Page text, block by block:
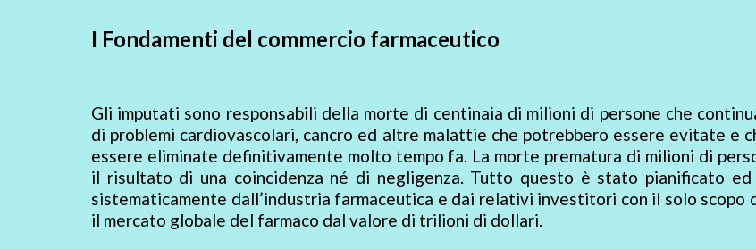
I Fondamenti del commercio farmaceutico
Gli imputati sono responsabili della morte di centinaia di milioni di persone che
di problemi cardiovascolari, cancro ed altre malattie che potrebbero essere evitate e
essere eliminate definitivamente molto tempo fa. La morte prematura di milioni di
il risultato di una coincidenza né di negligenza. Tutto questo è stato pianificato ed
sistematicamente dall’industria farmaceutica e dai relativi investitori con il solo scopo
il mercato globale del farmaco dal valore di trilioni di dollari.